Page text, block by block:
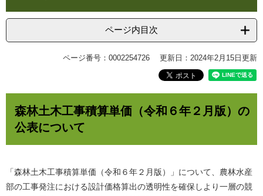
本
へ
ページ内目次
ページ番号：0002254726 更新日：2024年2月15日更新
森林土木工事積算単価（令和６年２月版）の
公表について
「森林土木工事積算単価（令和６年２月版）」について、農林水産
部の工事発注における設計価格算出の透明性を確保しより一層の競